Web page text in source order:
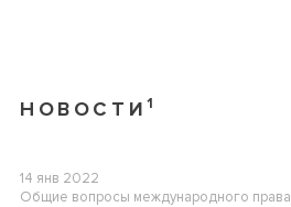
НОВОСТИ1
14 янв 2022
Общие вопросы международного права